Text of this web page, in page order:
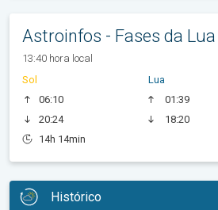
Astroinfos - Fases da Lua
13:40 hora local
Sol
06:10
20:24
14h 14min
Lua
01:39
18:20
Histórico